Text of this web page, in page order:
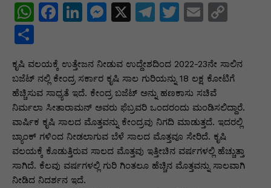
W
s
A
p
p
F
e
b
o
o
k
Li
e
dI
n
M
s
e
n
g
er
X
T
gr
a
m
T
er
E
l
y
Li
n
k
ar
e
ಕೃಷಿ ವಲಯಕ್ಕೆ ಉತ್ತೇಜನ ನೀಡುವ ಉದ್ದೇಶದಿಂದ 2022-23ನೇ ಸಾಲಿನ
ಬಜೆಟ್ ನಲ್ಲಿ ಕೇಂದ್ರ ಸರ್ಕಾರ ಕೃಷಿ ಸಾಲ ಗುರಿಯನ್ನು 18 ಲಕ್ಷ ಕೋಟಿಗೆ
ಹೆಚ್ಚಿಸುವ ಸಾಧ್ಯತೆ ಇದೆ. ಕೇಂದ್ರ ಬಜೆಟ್ ಅನ್ನು ಹಣಕಾಸು ಸಚಿವೆ
ನಿರ್ಮಲಾ ಸೀತಾರಾಮನ್ ಅವರು ಫೆಬ್ರವರಿ ಒಂದರಂದು ಮಂಡಿಸಲಿದ್ದಾರೆ.
ವಾರ್ಷಿಕ ಕೃಷಿ ಸಾಲದ ಮೊತ್ತವನ್ನು ಕೇಂದ್ರವು ನಿಗದಿ ಮಾಡುತ್ತದೆ. ಇದರಲ್ಲಿ
ಬ್ಯಾಂಕ್ ಗಳಿಂದ ನೀಡಲಾಗುವ ಬೆಳೆ ಸಾಲದ ಮೊತ್ತವೂ ಸೇರಿದೆ. ಕೃಷಿ
ವಲಯಕ್ಕೆ ಕೊಡುತ್ತಿರುವ ಸಾಲದ ಮೊತ್ತವು ಇತ್ತೀಚಿನ ವರ್ಷಗಳಲ್ಲಿ ಹೆಚ್ಚುತ್ತಾ
ಸಾಗಿದೆ. ಕೆಲವು ವರ್ಷಗಳಲ್ಲಿ ಗುರಿ ಗಿಂತಲೂ ಹೆಚ್ಚಿನ ಮೊತ್ತವನ್ನು ಸಾಲವಾಗಿ
ನೀಡಿದ ನಿದರ್ಶನ ಇದೆ.